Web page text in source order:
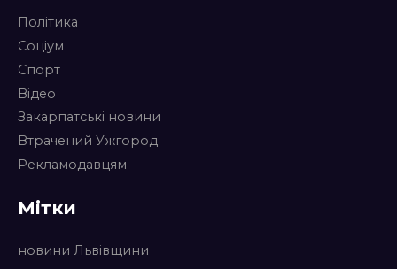
Політика
Соціум
Спорт
Відео
Закарпатські новини
Втрачений Ужгород
Рекламодавцям
Мітки
новини Львівщини